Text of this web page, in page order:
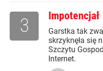
Impotencjał
Garstka tak
skrzyknęła się
Szczytu
Internet.
3